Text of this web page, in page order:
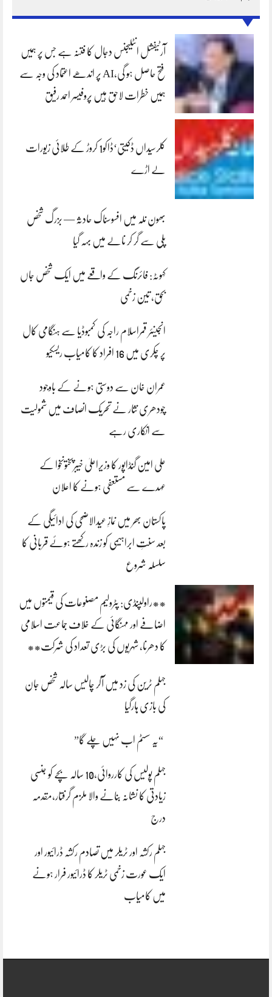
آرٹیفشل انٹلیجنس دجال کا فتنہ ہے جس پر ہمیں
فتح حاصل ہو گی،AI پر اندھے اعتماد کی وجہ سے
ہمیں خطرات لاحق ہیں پروفیسر احمد رفیق
کلرسیداں ڈکیتی‘ڈاکو1 کروڑ کے طلائی زیورات
لے اڑے
بھون نلہ میں افسوسناک حادثہ — بزرگ شخص
پلی سے گر کر نالے میں بہہ گیا
کہوٹہ: فائرنگ کے واقعے میں ایک شخص جاں
بحق، تین زخمی
انجینئر قمراسلام راجہ کی کمبوڈیا سے ہنگامی کال
پر چکری میں 16 افراد کا کامیاب ریسکیو
عمران خان سے دوستی ہونے کے باوجود
چودھری نثار نے تحریک انصاف میں شمولیت
سے انکاری رہے
علی امین گنڈاپور کا وزیراعلیٰ خیبرپختونخوا کے
عہدے سے مستعفی ہونے کا اعلان
پاکستان بھر میں نمازِ عیدالاضحی کی ادائیگی کے
بعد سنتِ ابراہیمی کو زندہ رکھتے ہوئے قربانی کا
سلسلہ شروع
**راولپنڈی: پٹرولیم مصنوعات کی قیمتوں میں
اضافے اور مہنگائی کے خلاف جماعت اسلامی
کا دھرنا، شہریوں کی بڑی تعداد کی شرکت**
جہلم ٹرین کی زد میں آکر چالیس سالہ شخص جان
کی بازی ہارگیا
“یہ سسٹم اب نہیں چلے گا”
جہلم پولیس کی کارروائی،10 سالہ بچے کو جنسی
زیادتی کا نشانہ بنانے والا ملزم گرفتار،مقدمہ
درج
جہلم رکشہ اور ٹریلر میں تصادم رکشہ ڈرائیور اور
ایک عورت زخمی ٹریلر کا ڈرائیور فرار ہونے
میں کامیاب